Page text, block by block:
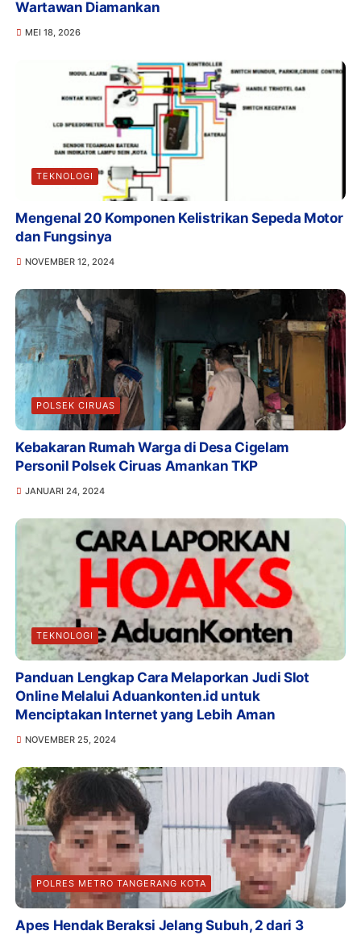
Wartawan Diamankan
MEI 18, 2026
TEKNOLOGI
Mengenal 20 Komponen Kelistrikan Sepeda Motor
dan Fungsinya
NOVEMBER 12, 2024
POLSEK CIRUAS
Kebakaran Rumah Warga di Desa Cigelam
Personil Polsek Ciruas Amankan TKP
JANUARI 24, 2024
TEKNOLOGI
Panduan Lengkap Cara Melaporkan Judi Slot
Online Melalui Aduankonten.id untuk
Menciptakan Internet yang Lebih Aman
NOVEMBER 25, 2024
POLRES METRO TANGERANG KOTA
Apes Hendak Beraksi Jelang Subuh, 2 dari 3